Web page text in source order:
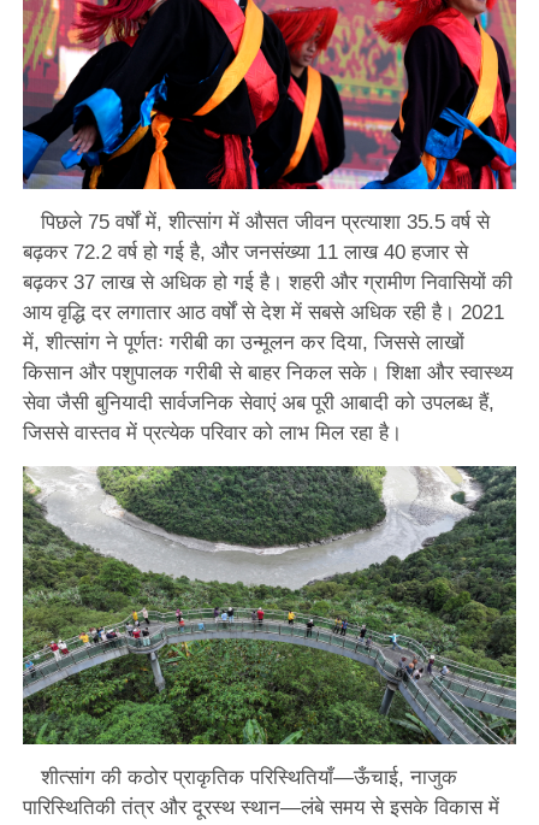
पिछले 75 वर्षों में, शीत्सांग में औसत जीवन प्रत्याशा 35.5 वर्ष से
बढ़कर 72.2 वर्ष हो गई है, और जनसंख्या 11 लाख 40 हजार से
बढ़कर 37 लाख से अधिक हो गई है। शहरी और ग्रामीण निवासियों की
आय वृद्धि दर लगातार आठ वर्षों से देश में सबसे अधिक रही है। 2021
में, शीत्सांग ने पूर्णतः गरीबी का उन्मूलन कर दिया, जिससे लाखों
किसान और पशुपालक गरीबी से बाहर निकल सके। शिक्षा और स्वास्थ्य
सेवा जैसी बुनियादी सार्वजनिक सेवाएं अब पूरी आबादी को उपलब्ध हैं,
जिससे वास्तव में प्रत्येक परिवार को लाभ मिल रहा है।
शीत्सांग की कठोर प्राकृतिक परिस्थितियाँ—ऊँचाई, नाजुक
पारिस्थितिकी तंत्र और दूरस्थ स्थान—लंबे समय से इसके विकास में